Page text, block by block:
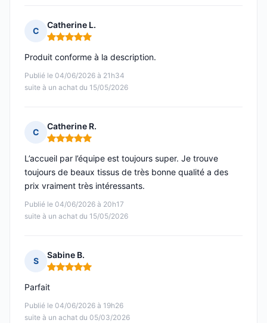
C
Catherine L.
Note : 5 sur 5
Publié le 04/06/2026 à 21h34
suite à un achat du 15/05/2026
Produit conforme à la description.
C
Catherine R.
Note : 5 sur 5
Publié le 04/06/2026 à 20h17
suite à un achat du 15/05/2026
L’accueil par l’équipe est toujours super. Je trouve
toujours de beaux tissus de très bonne qualité a des
prix vraiment très intéressants.
S
Sabine B.
Note : 5 sur 5
Publié le 04/06/2026 à 19h26
suite à un achat du 05/03/2026
Parfait